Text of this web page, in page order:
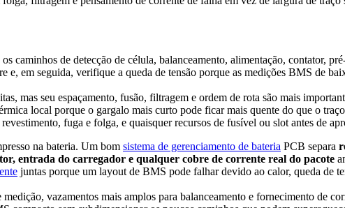
caminhos de detecção de célula, balanceamento, alimentação, contator,
e, em seguida, verifique a queda de tensão porque as medições BMS de
mas seu espaçamento, fusão, filtragem e ordem de rota são mais
local porque o gargalo mais curto pode ficar mais quente do que o
fuga e folga, e quaisquer recursos de fusível ou slot antes de
na bateria. Um bom sistema de gerenciamento de bateria PCB separa
entrada do carregador e qualquer cobre de corrente real do pacote
juntas porque um layout de BMS pode falhar devido ao calor, queda de
vazamentos mais amplos para balanceamento e fornecimento de